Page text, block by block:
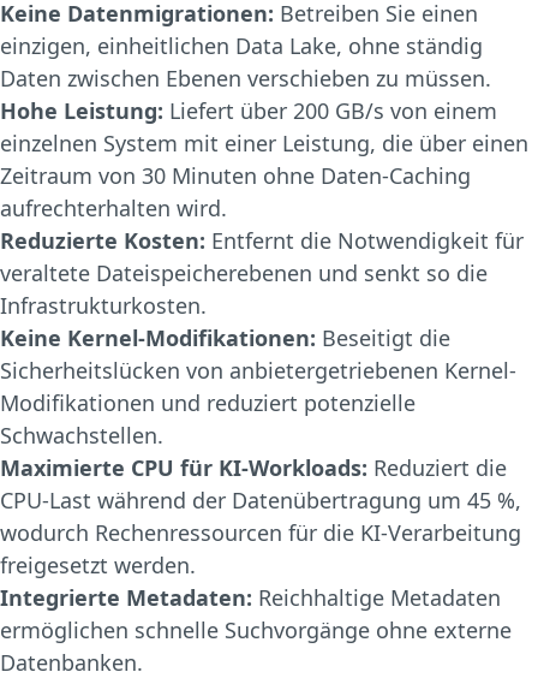
Keine Datenmigrationen: Betreiben Sie einen
einzigen, einheitlichen Data Lake, ohne ständig
Daten zwischen Ebenen verschieben zu müssen.
Hohe Leistung: Liefert über 200 GB/s von einem
einzelnen System mit einer Leistung, die über einen
Zeitraum von 30 Minuten ohne Daten-Caching
aufrechterhalten wird.
Reduzierte Kosten: Entfernt die Notwendigkeit für
veraltete Dateispeicherebenen und senkt so die
Infrastrukturkosten.
Keine Kernel-Modifikationen: Beseitigt die
Sicherheitslücken von anbietergetriebenen Kernel-
Modifikationen und reduziert potenzielle
Schwachstellen.
Maximierte CPU für KI-Workloads: Reduziert die
CPU-Last während der Datenübertragung um 45 %,
wodurch Rechenressourcen für die KI-Verarbeitung
freigesetzt werden.
Integrierte Metadaten: Reichhaltige Metadaten
ermöglichen schnelle Suchvorgänge ohne externe
Datenbanken.